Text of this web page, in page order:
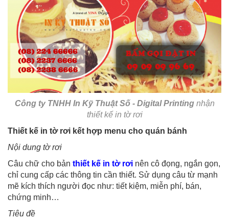
Công ty TNHH In Kỹ Thuật Số - Digital Printing nhận
thiết kế in tờ rơi
Thiết kế in tờ rơi kết hợp menu cho quán bánh
Nội dung tờ rơi
Câu chữ cho bản thiết kế in tờ rơi nên cô đọng, ngắn gọn,
chỉ cung cấp các thông tin cần thiết. Sử dụng câu từ mạnh
mẽ kích thích người đọc như: tiết kiệm, miễn phí, bán,
chứng minh…
Tiêu đề